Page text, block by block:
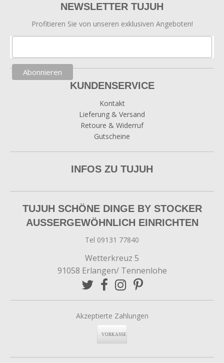
NEWSLETTER TUJUH
Profitieren Sie von unseren exklusiven Angeboten!
KUNDENSERVICE
Kontakt
Lieferung & Versand
Retoure & Widerruf
Gutscheine
INFOS ZU TUJUH
TUJUH SCHÖNE DINGE BY STOCKER
AUSSERGEWÖHNLICH EINRICHTEN
Tel 09131 77840
Wetterkreuz 5
91058 Erlangen/ Tennenlohe
Akzeptierte Zahlungen